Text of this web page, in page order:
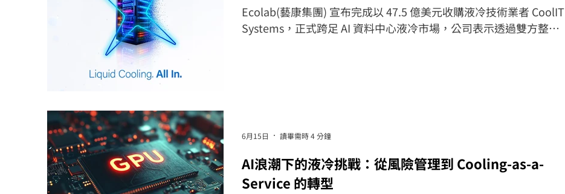
Ecolab(藝康集團) 宣布完成以 47.5 億美元收購液冷技術業者 CoolIT
Systems，正式跨足 AI 資料中心液冷市場，公司表示透過雙方整
AI浪潮下的液冷挑戰：從風險管理到 Cooling-as-a-
Service 的轉型
6月15日 讀畢需時 4 分鐘